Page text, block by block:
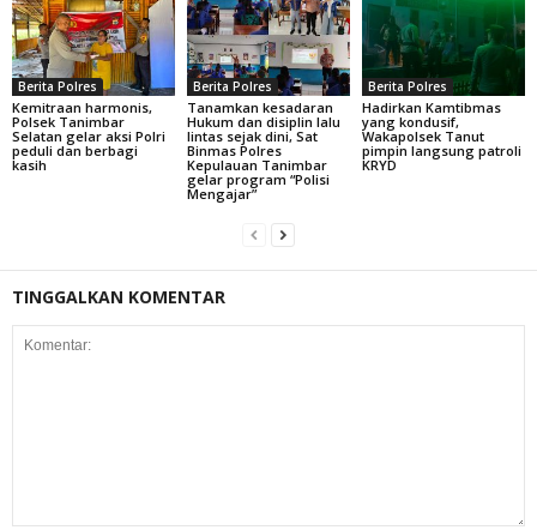
Berita Polres
Kemitraan harmonis,
Polsek Tanimbar
Selatan gelar aksi Polri
peduli dan berbagi
kasih
Berita Polres
Tanamkan kesadaran
Hukum dan disiplin lalu
lintas sejak dini, Sat
Binmas Polres
Kepulauan Tanimbar
gelar program “Polisi
Mengajar”
Berita Polres
Hadirkan Kamtibmas
yang kondusif,
Wakapolsek Tanut
pimpin langsung patroli
KRYD
TINGGALKAN KOMENTAR